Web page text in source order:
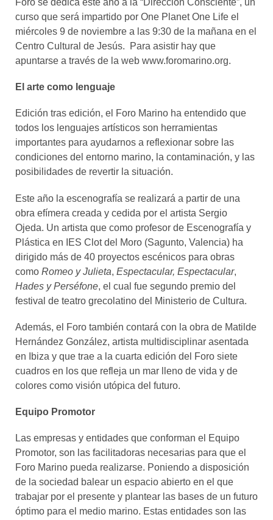
Foro se dedica este año a la “Dirección Consciente”, un
curso que será impartido por One Planet One Life el
miércoles 9 de noviembre a las 9:30 de la mañana en el
Centro Cultural de Jesús. Para asistir hay que
apuntarse a través de la web www.foromarino.org.
El arte como lenguaje
Edición tras edición, el Foro Marino ha entendido que
todos los lenguajes artísticos son herramientas
importantes para ayudarnos a reflexionar sobre las
condiciones del entorno marino, la contaminación, y las
posibilidades de revertir la situación.
Este año la escenografía se realizará a partir de una
obra efímera creada y cedida por el artista Sergio
Ojeda. Un artista que como profesor de Escenografía y
Plástica en IES Clot del Moro (Sagunto, Valencia) ha
dirigido más de 40 proyectos escénicos para obras
como Romeo y Julieta, Espectacular, Espectacular,
Hades y Perséfone, el cual fue segundo premio del
festival de teatro grecolatino del Ministerio de Cultura.
Además, el Foro también contará con la obra de Matilde
Hernández González, artista multidisciplinar asentada
en Ibiza y que trae a la cuarta edición del Foro siete
cuadros en los que refleja un mar lleno de vida y de
colores como visión utópica del futuro.
Equipo Promotor
Las empresas y entidades que conforman el Equipo
Promotor, son las facilitadoras necesarias para que el
Foro Marino pueda realizarse. Poniendo a disposición
de la sociedad balear un espacio abierto en el que
trabajar por el presente y plantear las bases de un futuro
óptimo para el medio marino. Estas entidades son las